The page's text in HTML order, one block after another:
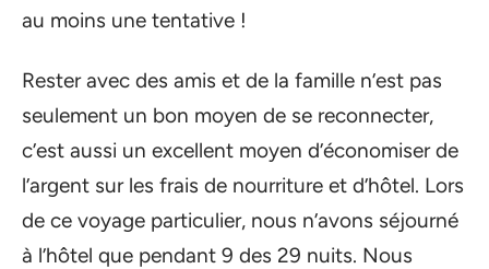
au moins une tentative !
Rester avec des amis et de la famille n’est pas
seulement un bon moyen de se reconnecter,
c’est aussi un excellent moyen d’économiser de
l’argent sur les frais de nourriture et d’hôtel. Lors
de ce voyage particulier, nous n’avons séjourné
à l’hôtel que pendant 9 des 29 nuits. Nous